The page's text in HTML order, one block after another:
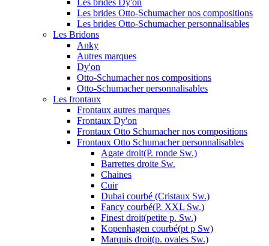
Les brides Dy'on
Les brides Otto-Schumacher nos compositions
Les brides Otto-Schumacher personnalisables
Les Bridons
Anky
Autres marques
Dy'on
Otto-Schumacher nos compositions
Otto-Schumacher personnalisables
Les frontaux
Frontaux autres marques
Frontaux Dy'on
Frontaux Otto Schumacher nos compositions
Frontaux Otto Schumacher personnalisables
Agate droit(P. ronde Sw.)
Barrettes droite Sw.
Chaines
Cuir
Dubai courbé (Cristaux Sw.)
Fancy courbé(P. XXL Sw.)
Finest droit(petite p. Sw.)
Kopenhagen courbé(pt p Sw)
Marquis droit(p. ovales Sw.)